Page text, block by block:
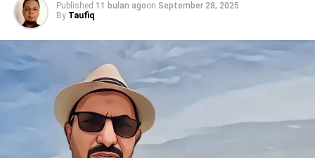
Published 11 bulan agoon September 28, 2025
By Taufiq